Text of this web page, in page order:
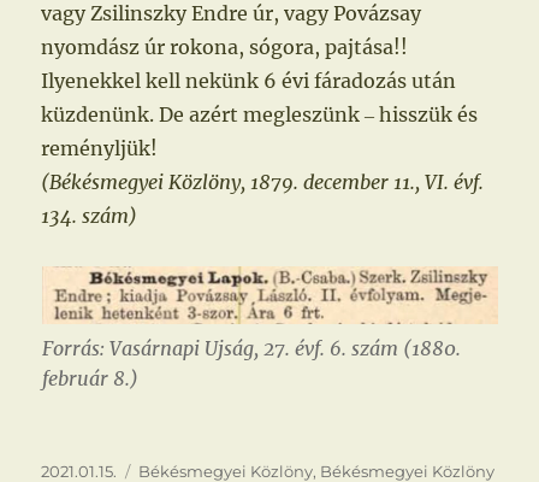
vagy Zsilinszky Endre úr, vagy Povázsay
nyomdász úr rokona, sógora, pajtása!!
Ilyenekkel kell nekünk 6 évi fáradozás után
küzdenünk. De azért megleszünk ‒ hisszük és
reményljük!
(Békésmegyei Közlöny, 1879. december 11., VI. évf.
134. szám)
Forrás: Vasárnapi Ujság, 27. évf. 6. szám (1880.
február 8.)
Közzétéve
2021.01.15. Kategória
Békésmegyei Közlöny, Békésmegyei Közlöny